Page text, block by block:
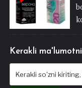
Kerakli